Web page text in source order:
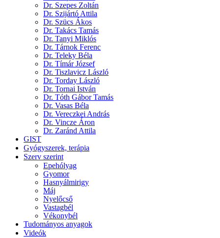
Dr. Szepes Zoltán
Dr. Szijártó Attila
Dr. Szücs Ákos
Dr. Takács Tamás
Dr. Tanyi Miklós
Dr. Tárnok Ferenc
Dr. Teleky Béla
Dr. Tímár József
Dr. Tiszlavicz László
Dr. Torday László
Dr. Tornai István
Dr. Tóth Gábor Tamás
Dr. Vasas Béla
Dr. Vereczkei András
Dr. Vincze Áron
Dr. Zaránd Attila
GIST
Gyógyszerek, terápia
Szerv szerint
Epehólyag
Gyomor
Hasnyálmirigy
Máj
Nyelőcső
Vastagbél
Vékonybél
Tudományos anyagok
Videók